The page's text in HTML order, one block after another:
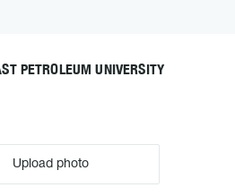
PETROLEUM UNIVERSITY
Upload photo